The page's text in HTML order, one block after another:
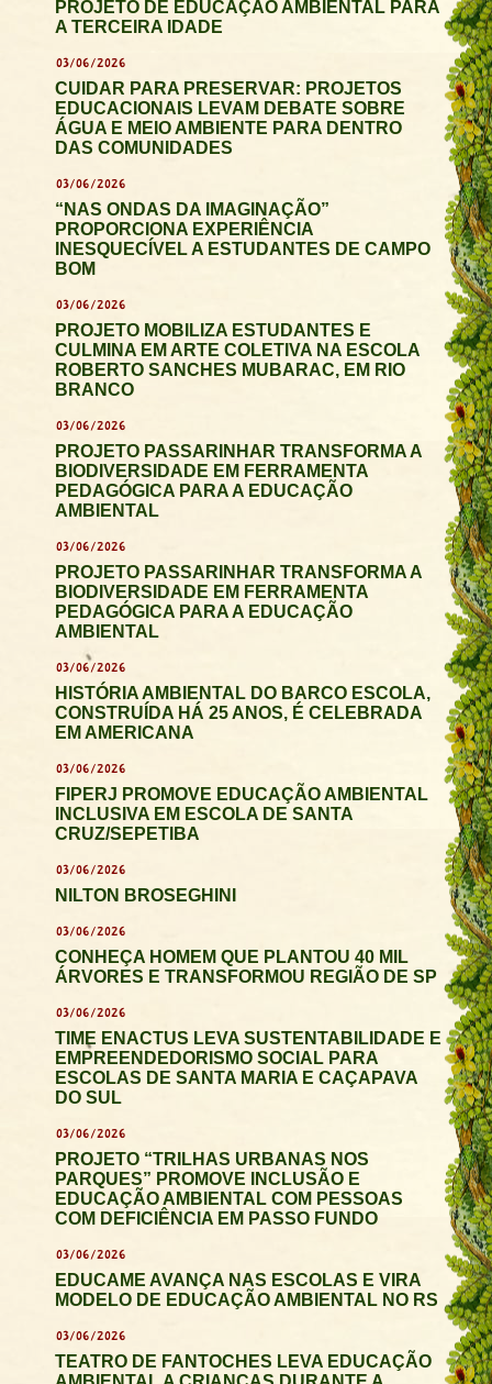
PROJETO DE EDUCAÇÃO AMBIENTAL PARA
A TERCEIRA IDADE
03/06/2026
CUIDAR PARA PRESERVAR: PROJETOS
EDUCACIONAIS LEVAM DEBATE SOBRE
ÁGUA E MEIO AMBIENTE PARA DENTRO
DAS COMUNIDADES
03/06/2026
“NAS ONDAS DA IMAGINAÇÃO”
PROPORCIONA EXPERIÊNCIA
INESQUECÍVEL A ESTUDANTES DE CAMPO
BOM
03/06/2026
PROJETO MOBILIZA ESTUDANTES E
CULMINA EM ARTE COLETIVA NA ESCOLA
ROBERTO SANCHES MUBARAC, EM RIO
BRANCO
03/06/2026
PROJETO PASSARINHAR TRANSFORMA A
BIODIVERSIDADE EM FERRAMENTA
PEDAGÓGICA PARA A EDUCAÇÃO
AMBIENTAL
03/06/2026
PROJETO PASSARINHAR TRANSFORMA A
BIODIVERSIDADE EM FERRAMENTA
PEDAGÓGICA PARA A EDUCAÇÃO
AMBIENTAL
03/06/2026
HISTÓRIA AMBIENTAL DO BARCO ESCOLA,
CONSTRUÍDA HÁ 25 ANOS, É CELEBRADA
EM AMERICANA
03/06/2026
FIPERJ PROMOVE EDUCAÇÃO AMBIENTAL
INCLUSIVA EM ESCOLA DE SANTA
CRUZ/SEPETIBA
03/06/2026
NILTON BROSEGHINI
03/06/2026
CONHEÇA HOMEM QUE PLANTOU 40 MIL
ÁRVORES E TRANSFORMOU REGIÃO DE SP
03/06/2026
TIME ENACTUS LEVA SUSTENTABILIDADE E
EMPREENDEDORISMO SOCIAL PARA
ESCOLAS DE SANTA MARIA E CAÇAPAVA
DO SUL
03/06/2026
PROJETO “TRILHAS URBANAS NOS
PARQUES” PROMOVE INCLUSÃO E
EDUCAÇÃO AMBIENTAL COM PESSOAS
COM DEFICIÊNCIA EM PASSO FUNDO
03/06/2026
EDUCAME AVANÇA NAS ESCOLAS E VIRA
MODELO DE EDUCAÇÃO AMBIENTAL NO RS
03/06/2026
TEATRO DE FANTOCHES LEVA EDUCAÇÃO